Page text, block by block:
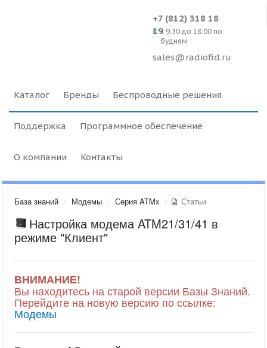
+7 (812) 318 18
19c 9:30 до 18:00 по
будням
sales@radiofid.ru
Каталог Бренды Беспроводные решения
Поддержка Программное обеспечение
О компании Контакты
База знаний Модемы Серия ATMx Статьи
Настройка модема ATM21/31/41 в
режиме "Клиент"
ВНИМАНИЕ!
Вы находитесь на старой версии Базы Знаний.
Перейдите на новую версию по ссылке:
Модемы